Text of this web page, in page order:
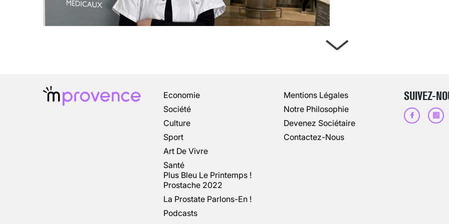
Economie
Société
Culture
Sport
Art De Vivre
Santé
Plus Bleu Le Printemps !
Prostache 2022
La Prostate Parlons-En !
Podcasts
Mentions Légales
Notre Philosophie
Devenez Sociétaire
Contactez-Nous
SUIVEZ-